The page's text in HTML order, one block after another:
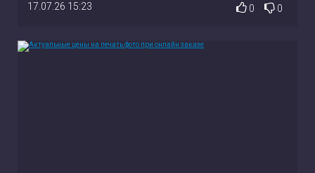
17.07.26 15:23 0 0